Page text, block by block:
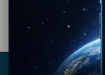
Contenuto
World — 1M+